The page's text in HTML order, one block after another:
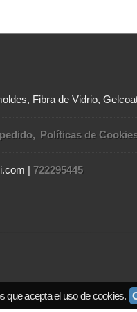
Fibra de Vidrio,
Políticas de
|722295445
que acepta el uso de cookies.